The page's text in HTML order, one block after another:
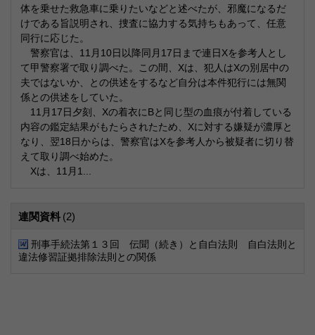
体を乗せた救急車に乗りたいなどと述べたが、邪魔になるだ
けである旨説明され、捜査に協力する気持ちもあって、任意
同行に応じた。
警察官は、11月10日以降同月17日まで連日Xを参考人とし
て甲警察署で取り調べた。この間、Xは、犯人はXの別居中の
夫ではないか、との供述をするなど自分は本件犯行には無関
係との供述をしていた。
11月17日夕刻、Xの着衣にBと同じ型の血痕が付着している
内容の鑑定結果がもたらされたため、Xに対する嫌疑が濃厚と
なり、翌18日からは、警察官はXを参考人から被疑者に切り替
えて取り調べ始めた。
Xは、11月1...
連関資料 (2)
刑事手続法第１３回 伝聞（続き）と自白法則 自白法則と
違法修習証拠排除法則との関係